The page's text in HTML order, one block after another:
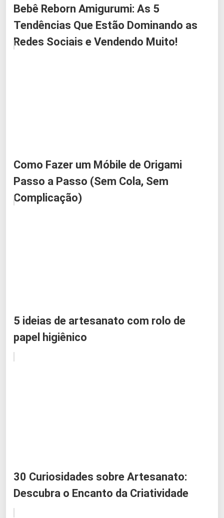
Bebê Reborn Amigurumi: As 5
Tendências Que Estão Dominando as
Redes Sociais e Vendendo Muito!
Como Fazer um Móbile de Origami
Passo a Passo (Sem Cola, Sem
Complicação)
5 ideias de artesanato com rolo de
papel higiênico
30 Curiosidades sobre Artesanato:
Descubra o Encanto da Criatividade